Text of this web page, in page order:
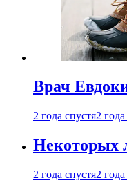
Врач
2 года спустя2
Некоторых
2 года спустя2